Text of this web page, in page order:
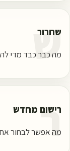
ש
שחרור
מה כבר כבד מדי
ר
רישום מחדש
מה אפשר לבחור